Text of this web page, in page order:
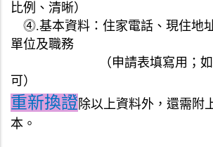
比例、清晰）
⓸.基本資料：住家電話、現住地
單位及職務
（申請表填寫用；
可）
重新換證除以上資料外 ，還需 附
本 。